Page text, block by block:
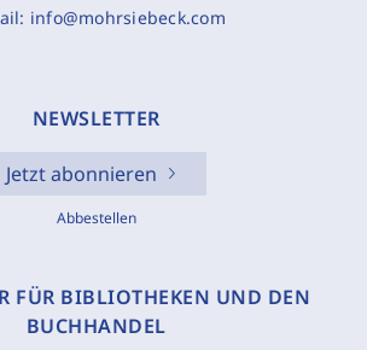
info@mohrsiebeck.com
NEWSLETTER
Jetzt abonnieren
Abbestellen
FÜR BIBLIOTHEKEN UND DEN
BUCHHANDEL